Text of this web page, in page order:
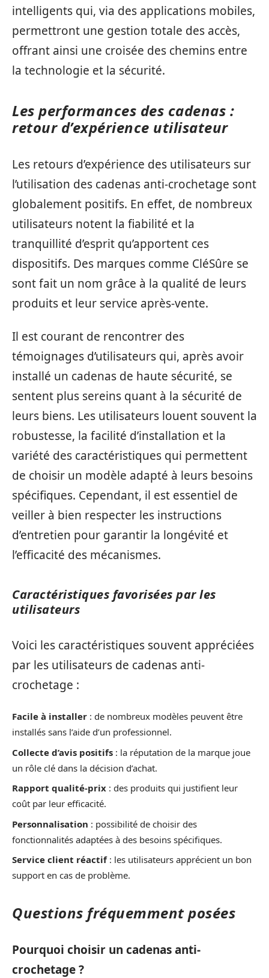
intelligents qui, via des applications mobiles,
permettront une gestion totale des accès,
offrant ainsi une croisée des chemins entre
la technologie et la sécurité.
Les performances des cadenas :
retour d’expérience utilisateur
Les retours d’expérience des utilisateurs sur
l’utilisation des cadenas anti-crochetage sont
globalement positifs. En effet, de nombreux
utilisateurs notent la fiabilité et la
tranquillité d’esprit qu’apportent ces
dispositifs. Des marques comme CléSûre se
sont fait un nom grâce à la qualité de leurs
produits et leur service après-vente.
Il est courant de rencontrer des
témoignages d’utilisateurs qui, après avoir
installé un cadenas de haute sécurité, se
sentent plus sereins quant à la sécurité de
leurs biens. Les utilisateurs louent souvent la
robustesse, la facilité d’installation et la
variété des caractéristiques qui permettent
de choisir un modèle adapté à leurs besoins
spécifiques. Cependant, il est essentiel de
veiller à bien respecter les instructions
d’entretien pour garantir la longévité et
l’efficacité des mécanismes.
Caractéristiques favorisées par les
utilisateurs
Voici les caractéristiques souvent appréciées
par les utilisateurs de cadenas anti-
crochetage :
Facile à installer : de nombreux modèles peuvent être
installés sans l’aide d’un professionnel.
Collecte d’avis positifs : la réputation de la marque joue
un rôle clé dans la décision d’achat.
Rapport qualité-prix : des produits qui justifient leur
coût par leur efficacité.
Personnalisation : possibilité de choisir des
fonctionnalités adaptées à des besoins spécifiques.
Service client réactif: les utilisateurs apprécient un bon
support en cas de problème.
Questions fréquemment posées
Pourquoi choisir un cadenas anti-
crochetage ?